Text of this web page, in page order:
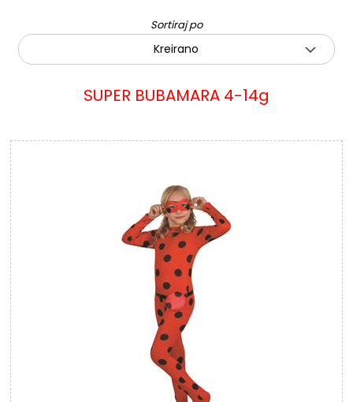
Sortiraj po
Kreirano
SUPER BUBAMARA 4-14g